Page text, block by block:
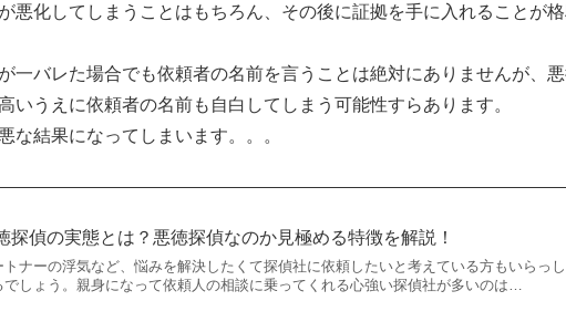
悪化してしまうことはもちろん、その後に証拠を手に入れることが
一バレた場合でも依頼者の名前を言うことは絶対にありませんが、
いうえに依頼者の名前も自白してしまう可能性すらあります。
な結果になってしまいます。。。
探偵の実態とは？悪徳探偵なのか見極める特徴を解説！
トナーの浮気など、悩みを解決したくて探偵社に依頼したいと考えている方もいらっし
でしょう。親身になって依頼人の相談に乗ってくれる心強い探偵社が多いのは…